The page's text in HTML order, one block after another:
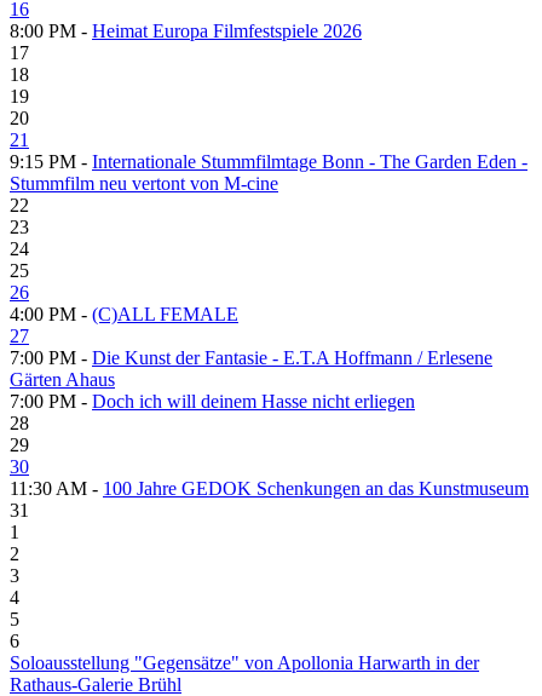
16
8:00 PM - Heimat Europa Filmfestspiele 2026
17
18
19
20
21
9:15 PM - Internationale Stummfilmtage Bonn - The Garden Eden -
Stummfilm neu vertont von M-cine
22
23
24
25
26
4:00 PM - (C)ALL FEMALE
27
7:00 PM - Die Kunst der Fantasie - E.T.A Hoffmann / Erlesene
Gärten Ahaus
7:00 PM - Doch ich will deinem Hasse nicht erliegen
28
29
30
11:30 AM - 100 Jahre GEDOK Schenkungen an das Kunstmuseum
31
1
2
3
4
5
6
Soloausstellung "Gegensätze" von Apollonia Harwarth in der
Rathaus-Galerie Brühl